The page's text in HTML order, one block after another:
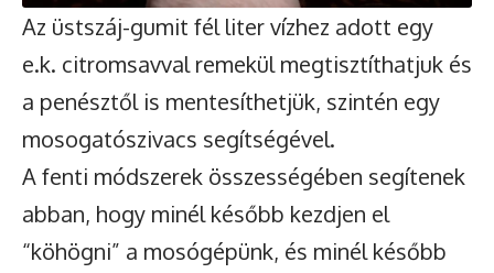
Az üstszáj-gumit fél liter vízhez adott egy
e.k. citromsavval remekül megtisztíthatjuk és
a penésztől is mentesíthetjük, szintén egy
mosogatószivacs segítségével.
A fenti módszerek összességében segítenek
abban, hogy minél később kezdjen el
“köhögni” a mosógépünk, és minél később